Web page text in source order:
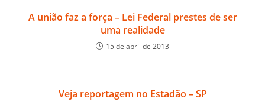
A união faz a força – Lei Federal prestes de ser
uma realidade
15 de abril de 2013
Veja reportagem no Estadão – SP